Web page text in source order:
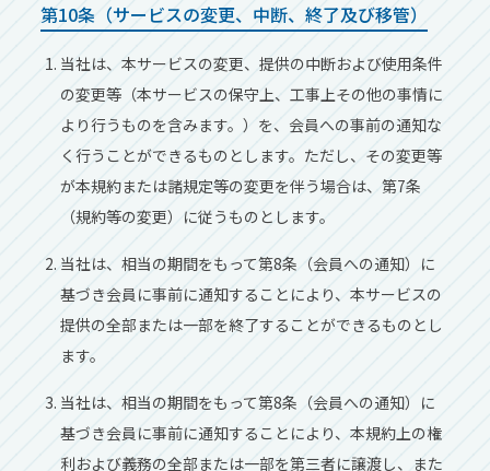
第10条（サービスの変更、中断、終了及び移管）
当社は、本サービスの変更、提供の中断および使⽤条件
の変更等（本サービスの保守上、⼯事上その他の事情に
より⾏うものを含みます。）を、会員への事前の通知な
く⾏うことができるものとします。ただし、その変更等
が本規約または諸規定等の変更を伴う場合は、第7条
（規約等の変更）に従うものとします。
当社は、相当の期間をもって第8条（会員への通知）に
基づき会員に事前に通知することにより、本サービスの
提供の全部または⼀部を終了することができるものとし
ます。
当社は、相当の期間をもって第8条（会員への通知）に
基づき会員に事前に通知することにより、本規約上の権
利および義務の全部または⼀部を第三者に譲渡し、また